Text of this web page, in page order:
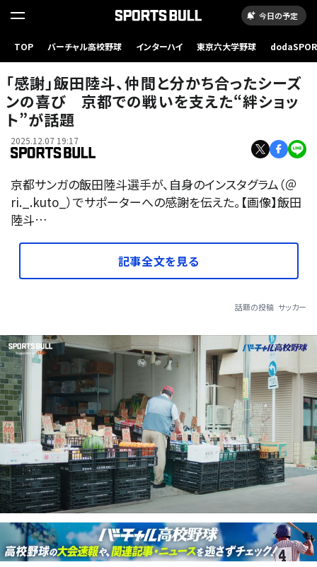
今日の予定
TOP バーチャル高校野球 インターハイ 東京六大学野球
「感謝」飯田陸斗、仲間と分かち合ったシーズ
ンの喜び 京都での戦いを支えた“絆ショッ
ト”が話題
2025.12.07 19:17
京都サンガの飯田陸斗選手が、自身のインスタグラム（＠
ri._.kuto_）でサポーターへの感謝を伝えた。【画像】飯田
陸斗…
記事全文を見る
話題の投稿 サッカー